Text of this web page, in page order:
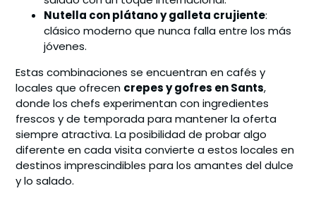
Nutella con plátano y galleta crujiente:
clásico moderno que nunca falla entre los más
jóvenes.
Estas combinaciones se encuentran en cafés y
locales que ofrecen crepes y gofres en Sants,
donde los chefs experimentan con ingredientes
frescos y de temporada para mantener la oferta
siempre atractiva. La posibilidad de probar algo
diferente en cada visita convierte a estos locales en
destinos imprescindibles para los amantes del dulce
y lo salado.